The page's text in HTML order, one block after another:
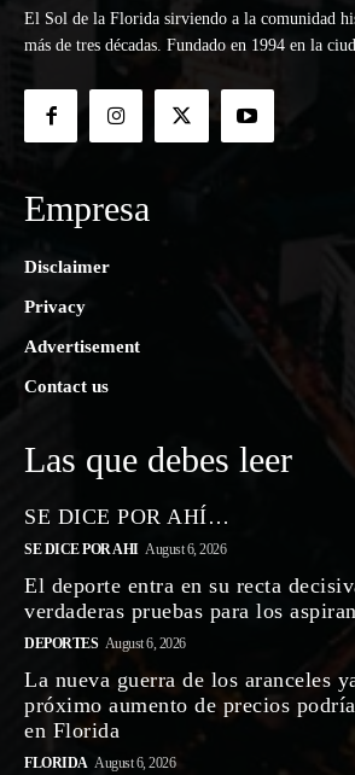
El Sol de la Florida sirviendo a la comunidad
más de tres décadas. Fundado en 1994 en la
Empresa
Disclaimer
Privacy
Advertisement
Contact us
Las que debes leer
SE DICE POR AHÍ…
SE DICE POR AHI August 6, 2026
El deporte entra en su recta
verdaderas pruebas para los
DEPORTES August 6, 2026
La nueva guerra de los aranceles
próximo aumento de precios
en Florida
FLORIDA August 6, 2026